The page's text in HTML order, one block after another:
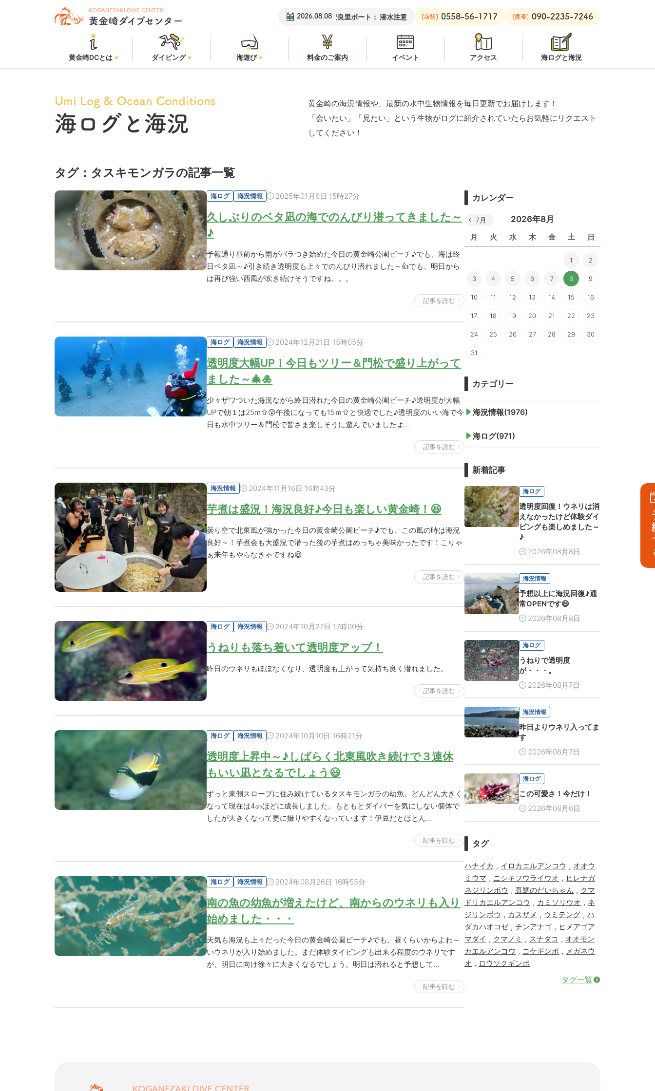
2026.08.08
黄金崎ビーチ： オープン 安良里ボート：潜水注意 黄金崎ビーチ：オープン 安良里ボート：潜水注意
[店舗] 0558-56-1717 [携帯] 090-2235-7246
黄金崎DCとは ダイビング 海遊び 料金のご案内 イベント アクセス 海ログと海況
Umi Log & Ocean Conditions
海ログと海況
黄金崎の海況情報や、最新の水中生物情報を毎日更新でお届けします！
「会いたい」「見たい」という生物がログに紹介されていたらお気軽にリクエスト
してください！
タグ：タスキモンガラの記事一覧
海ログ 海況情報 2025年01月6日 15時27分
久しぶりのベタ凪の海でのんびり潜ってきました～
♪
予報通り昼前から雨がパラつき始めた今日の黄金崎公園ビーチ♪でも、海は終
日ベタ凪～♪引き続き透明度も上々でのんびり潜れました～👍でも、明日から
は再び強い西風が吹き続けそうですね。。。
記事を読む
海ログ 海況情報 2024年12月21日 15時05分
透明度大幅UP！今日もツリー＆門松で盛り上がって
ました～🎄🎍
少々ザワついた海況ながら終日潜れた今日の黄金崎公園ビーチ♪透明度が大幅
UPで朝１は25m⇧😲午後になっても15ｍ⇧と快適でした♪透明度のいい海で今
日も水中ツリー＆門松で皆さま楽しそうに遊んでいましたよ…
記事を読む
海況情報 2024年11月16日 16時43分
芋煮は盛況！海況良好♪今日も楽しい黄金崎！😆
曇り空で北東風が強かった今日の黄金崎公園ビーチ♪でも、この風の時は海況
良好～！芋煮会も大盛況で潜った後の芋煮はめっちゃ美味かったです！こりゃ
ぁ来年もやらなきゃですね😃
記事を読む
海ログ 海況情報 2024年10月27日 17時00分
うねりも落ち着いて透明度アップ！
昨日のウネリもほぼなくなり、透明度も上がって気持ち良く潜れました。
記事を読む
海ログ 海況情報 2024年10月10日 16時21分
透明度上昇中～♪しばらく北東風吹き続けで３連休
もいい凪となるでしょう😃
ずっと東側スロープに住み続けているタスキモンガラの幼魚。どんどん大きく
なって現在は4㎝ほどに成長しました。もともとダイバーを気にしない個体で
したが大きくなって更に撮りやすくなっています！伊豆だとほとん…
記事を読む
海ログ 海況情報 2024年08月26日 16時55分
南の魚の幼魚が増えたけど、南からのウネリも入り
始めました・・・
天気も海況も上々だった今日の黄金崎公園ビーチ♪でも、昼くらいからよわ～
いウネリが入り始めました。まだ体験ダイビングも出来る程度のウネリです
が、明日に向け徐々に大きくなるでしょう。明日は潜れると予想して…
記事を読む
カレンダー
2026年8月
月 火 水 木 金 土 日
7月
1 2
3 4 5 6 7 8 9
10 11 12 13 14 15 16
17 18 19 20 21 22 23
24 25 26 27 28 29 30
31
カテゴリー
海況情報(1976)
海ログ(971)
新着記事
海ログ
透明度回復！ウネリは消
えなかったけど体験ダイ
ビングも楽しめました～
♪
2026年08月8日
海況情報
予想以上に海況回復♪通
常OPENです😄
2026年08月8日
海ログ
うねりで透明度
が・・・。
2026年08月7日
海況情報
昨日よりウネリ入ってま
す
2026年08月7日
海ログ
この可愛さ！今だけ！
2026年08月6日
タグ
ハナイカ , イロカエルアンコウ , オオウ
ミウマ , ニシキフウライウオ , ヒレナガ
ネジリンボウ , 真鯛のだいちゃん , クマ
ドリカエルアンコウ , カミソリウオ , ネ
ジリンボウ , カスザメ , ウミテング , ハ
ダカハオコゼ, チンアナゴ , ヒメアゴア
マダイ , クマノミ , スナダコ , オオモン
カエルアンコウ , コケギンポ , メガネウ
オ , ロウソクギンポ
タグ一覧